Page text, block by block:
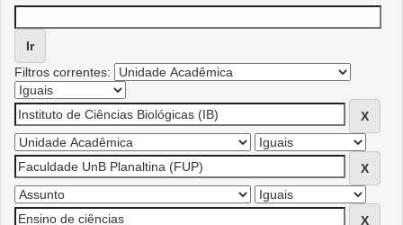
Filtros correntes: